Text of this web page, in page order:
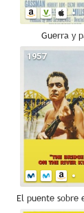
Guerra y
1957